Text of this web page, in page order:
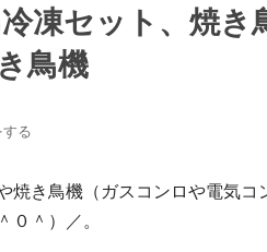
凍セット、焼き
鳥機
る
焼き鳥機（ガスコンロや電気
＾）／。